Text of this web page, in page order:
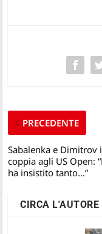
PRECEDENTE
Sabalenka e Dimitrov
coppia agli US Open:
ha insistito tanto…”
CIRCA L'AUTORE